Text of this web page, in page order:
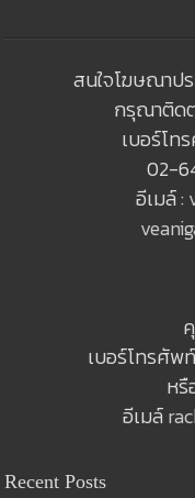
สนใจโฆษณาป
กรุณาติด
เบอร์โท
02-
อีเมล์ :
เบอร์โทรศั
หรื
อีเมล์
Recent Posts